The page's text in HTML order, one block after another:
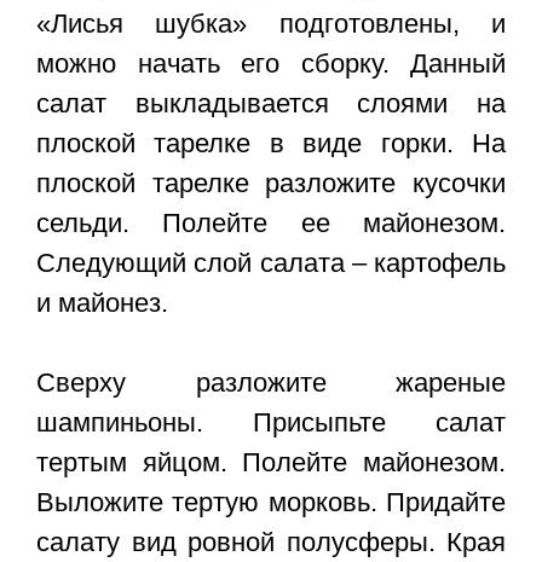
«Лисья шубка» подготовлены, и
можно начать его сборку. Данный
салат выкладывается слоями на
плоской тарелке в виде горки. На
плоской тарелке разложите кусочки
сельди. Полейте ее майонезом.
Следующий слой салата – картофель
и майонез.
Сверху разложите жареные
шампиньоны. Присыпьте салат
тертым яйцом. Полейте майонезом.
Выложите тертую морковь. Придайте
салату вид ровной полусферы. Края